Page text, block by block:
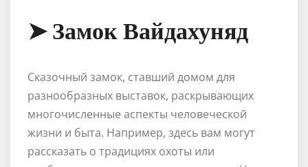
➤ Замок Вайдахуняд
Сказочный замок, ставший домом для
разнообразных выставок, раскрывающих
многочисленные аспекты человеческой
жизни и быта. Например, здесь вам могут
рассказать о традициях охоты или